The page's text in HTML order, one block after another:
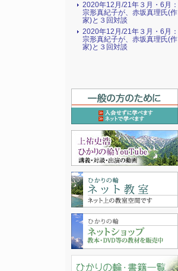
2020年12月/21年３月・6月：
宗形真紀子が、赤坂真理氏(作
家)と３回対談
2020年12月/21年３月・6月：
宗形真紀子が、赤坂真理氏(作
家)と３回対談